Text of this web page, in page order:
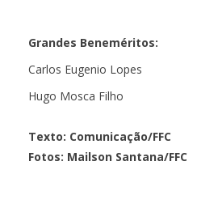
Grandes Beneméritos:
Carlos Eugenio Lopes
Hugo Mosca Filho
Texto: Comunicação/FFC
Fotos: Mailson Santana/FFC